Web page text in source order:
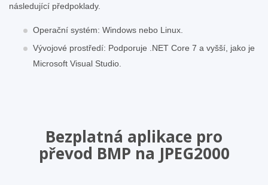
následující předpoklady.
Operační systém: Windows nebo Linux.
Vývojové prostředí: Podporuje .NET Core 7 a vyšší, jako je
Microsoft Visual Studio.
Bezplatná aplikace pro
převod BMP na JPEG2000